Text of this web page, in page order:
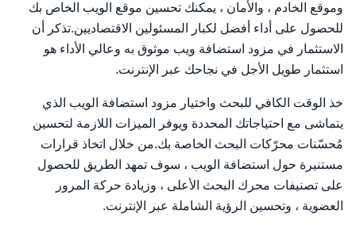
وموقع الخادم ، والأمان ، يمكنك تحسين موقع الويب الخاص بك
للحصول على أداء أفضل لكبار المسئولين الاقتصاديين.تذكر أن
الاستثمار في مزود استضافة ويب موثوق به وعالي الأداء هو
استثمار طويل الأجل في نجاحك عبر الإنترنت.
خذ الوقت الكافي للبحث واختيار مزود استضافة الويب الذي
يتماشى مع احتياجاتك المحددة ويوفر الميزات اللازمة لتحسين
مُحسّنات محرّكات البحث الخاصة بك.من خلال اتخاذ قرارات
مستنيرة حول استضافة الويب ، سوف تمهد الطريق للحصول
على تصنيفات محرك البحث الأعلى ، وزيادة حركة المرور
العضوية ، وتحسين الرؤية الشاملة عبر الإنترنت.